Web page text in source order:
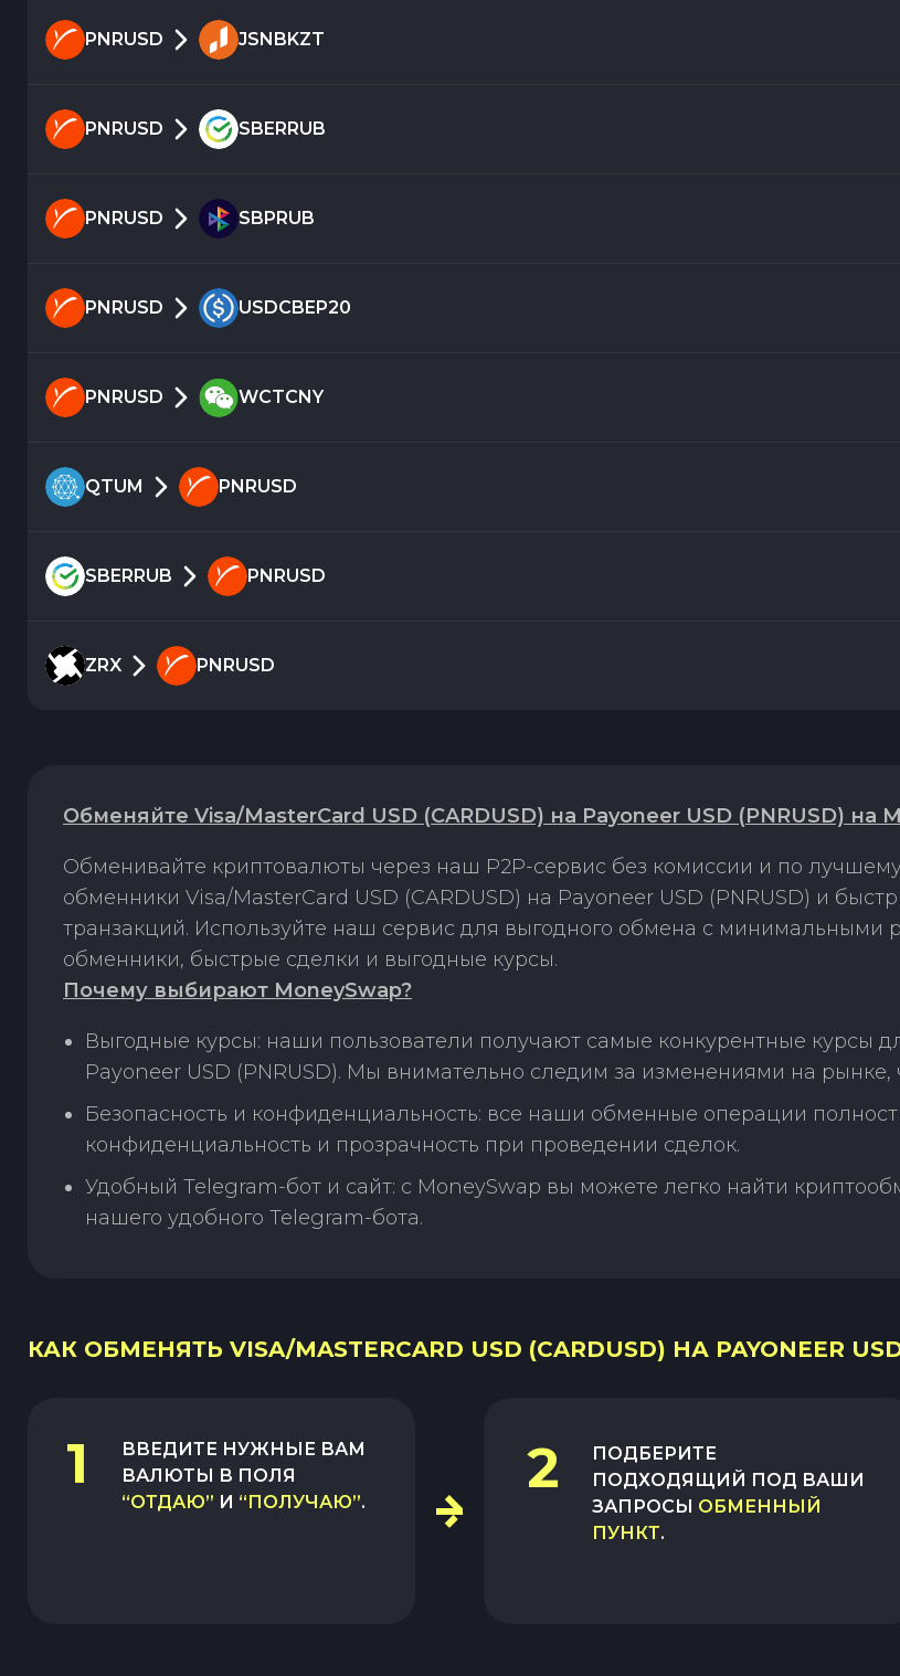
PNRUSD JSNBKZT
PNRUSD SBERRUB
PNRUSD SBPRUB
PNRUSD USDCBEP20
PNRUSD WCTCNY
QTUM PNRUSD
SBERRUB PNRUSD
ZRX PNRUSD
Обменяйте Visa/MasterCard USD (CARDUSD) на Payoneer USD (PNRUSD) на
Обменивайте криптовалюты через наш P2P-сервис без комиссии и по
обменники Visa/MasterCard USD (CARDUSD) на Payoneer USD (PNRUSD) и
транзакций. Используйте наш сервис для выгодного обмена с минимальными
обменники, быстрые сделки и выгодные курсы.
Почему выбирают MoneySwap?
Выгодные курсы: наши пользователи получают самые конкурентные курсы
Payoneer USD (PNRUSD). Мы внимательно следим за изменениями на
Безопасность и конфиденциальность: все наши обменные операции
конфиденциальность и прозрачность при проведении сделок.
Удобный Telegram-бот и сайт: с MoneySwap вы можете легко найти
нашего удобного Telegram-бота.
КАК ОБМЕНЯТЬ VISA/MASTERCARD USD (CARDUSD) НА PAYONEER
1
ВВЕДИТЕ НУЖНЫЕ ВАМ
ВАЛЮТЫ В ПОЛЯ
“ОТДАЮ” И “ПОЛУЧАЮ”.
2
ПОДБЕРИТЕ
ПОДХОДЯЩИЙ ПОД ВАШИ
ЗАПРОСЫ ОБМЕННЫЙ
ПУНКТ.